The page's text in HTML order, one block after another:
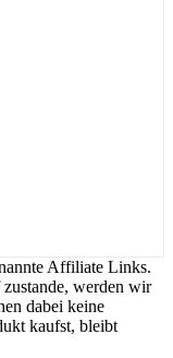
Affiliate Links.
werden wir
dabei keine
kaufst, bleibt